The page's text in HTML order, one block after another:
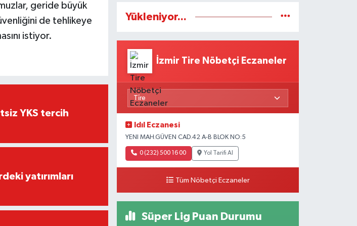
geride büyük
de tehlikeye
istiyor.
YKS tercih
yatırımları
Yükleniyor...
İzmir Tire Nöbetçi Eczaneler
Idıl Eczanesi
YENI MAH.GÜVEN CAD.42 A-B BLOK NO:5
0 (232) 500 16 00 Yol Tarifi Al
Tüm Nöbetçi Eczaneler
Süper Lig Puan Durumu